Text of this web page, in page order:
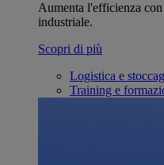
Aumenta l'efficienza con
industriale.
Scopri di più
Logistica e
Training e